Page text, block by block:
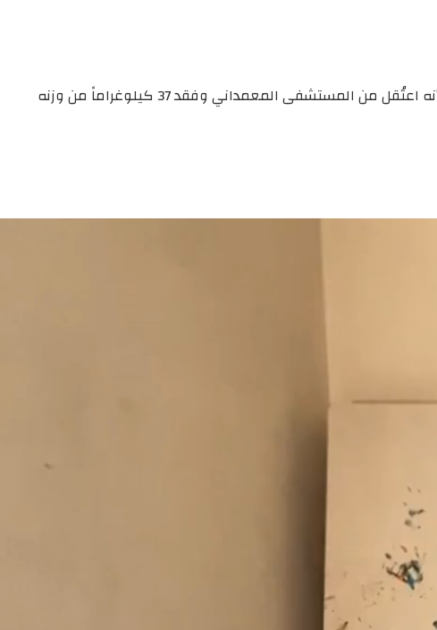
قام الاحتـلال الإسرائـيلي باعتقال الطبيب " عصام أبو عجوة" المتخصص في الجراحة لمدة 200 يوم داخل سجون الاحتـلال. وذكر أنه اعتُقل من المستشفى المعمداني وفقد 37 كيلوغراماً من وزنه